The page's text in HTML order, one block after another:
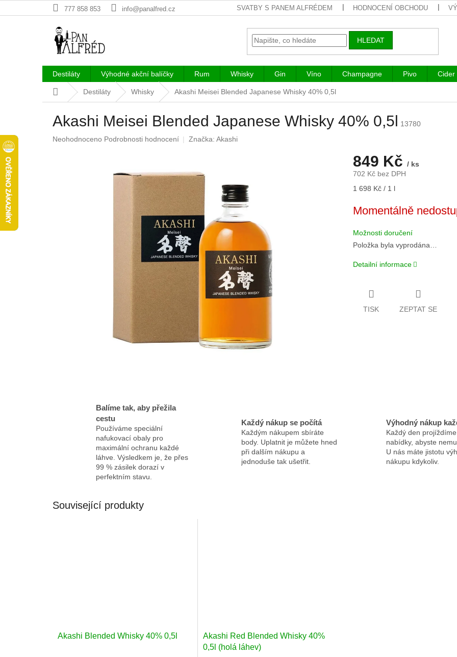
na
777 858 853 info@panalfred.cz SVATBY S PANEM ALFRÉDEM HODNOCENÍ OBCHODU
HLEDAT
Destiláty Výhodné akční balíčky Rum Whisky Gin Víno Champagne Pivo Cider
Domů Destiláty Whisky Akashi Meisei Blended Japanese Whisky 40% 0,5l
Akashi Meisei Blended Japanese Whisky 40% 0,5l
13780
Průměrné
Neohodnoceno Podrobnosti hodnocení Značka: Akashi
849 Kč / ks
702 Kč bez DPH
Měrná
1 698 Kč / 1 l
Momentálně
Možnosti doručení
Položka byla vyprodána…
Detailní informace
TISK ZEPTAT SE
Balíme tak, aby přežila
cestu
Používáme speciální
nafukovací obaly pro
maximální ochranu každé
láhve. Výsledkem je, že přes
99 % zásilek dorazí v
perfektním stavu.
Každý nákup se počítá
Každým nákupem sbíráte
body. Uplatnit je můžete hned
při dalším nákupu a
jednoduše tak ušetřit.
Výhodný nákup
Každý den projíždíme
nabídky, abyste
U nás máte jistotu
nákupu kdykoliv.
Související produkty
Akashi Blended Whisky 40% 0,5l
Akashi Red Blended Whisky 40%
0,5l (holá láhev)